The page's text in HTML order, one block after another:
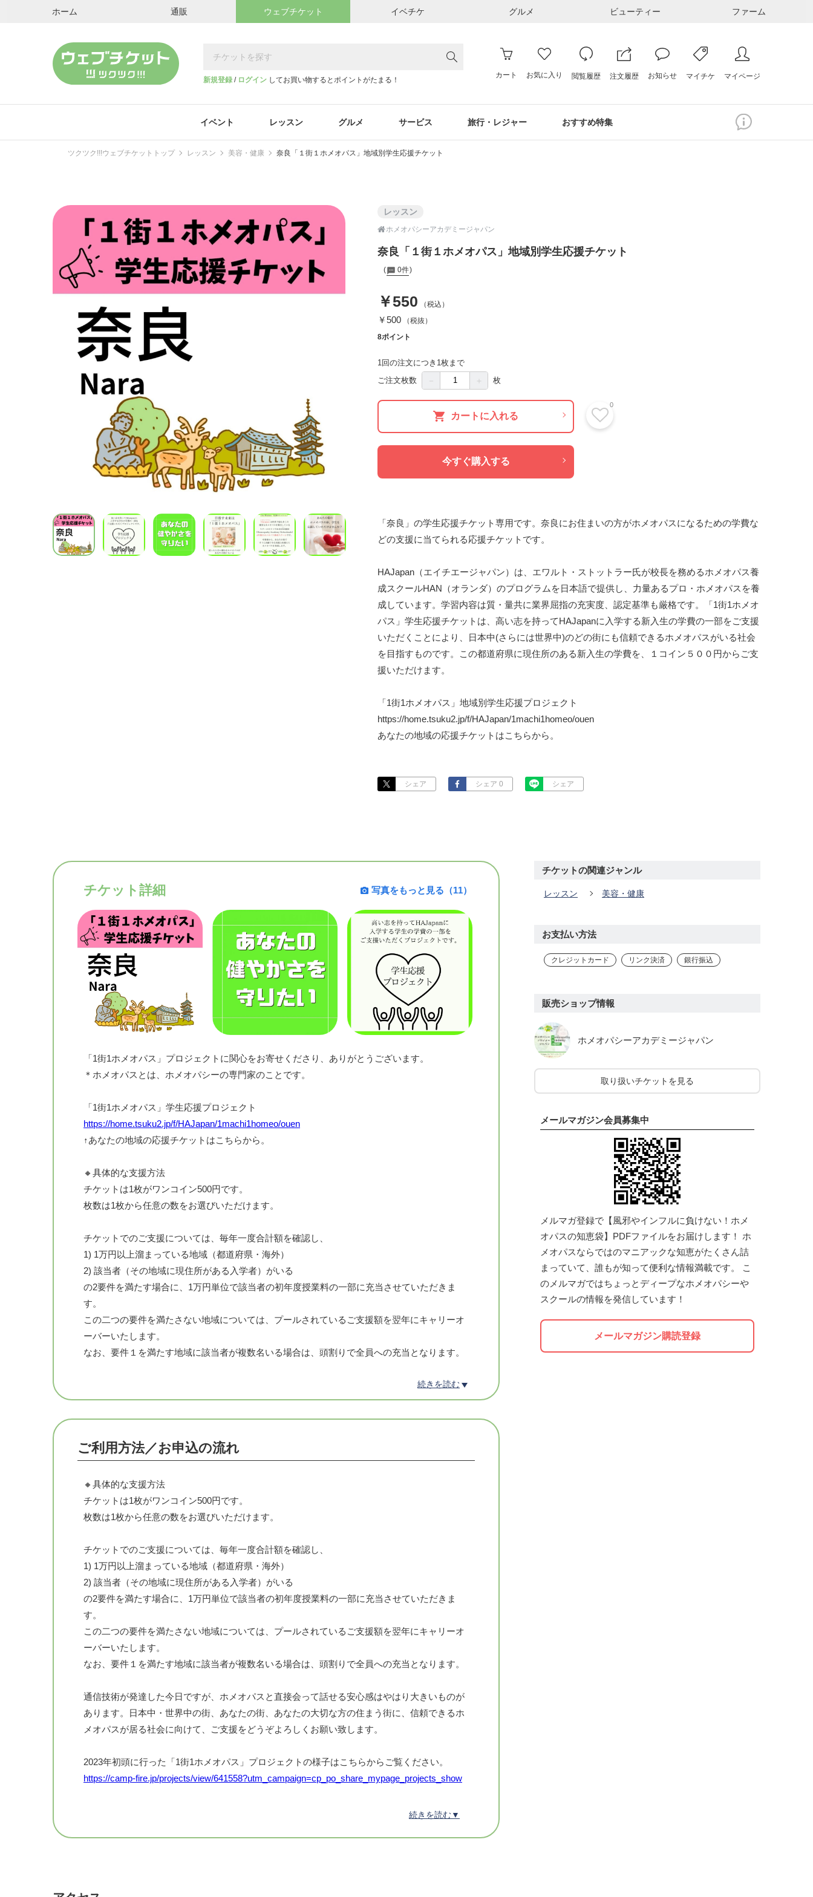
ホーム 通販 ウェブチケット イベチケ グルメ ビューティー ファーム
新規登録 / ログイン してお買い物するとポイントがたまる！
カート お気に入り 閲覧履歴 注文履歴 お知らせ マイチケ マイページ
イベント レッスン グルメ サービス 旅行・レジャー おすすめ特集
ツクツク!!!ウェブチケットトップ レッスン 美容・健康 奈良「１街１ホメオパス」地域別学生応援チケット
レッスン
ホメオパシーアカデミージャパン
奈良「１街１ホメオパス」地域別学生応援チケット
0件
￥550 （税込）
￥500 （税抜）
8ポイント
1回の注文につき1枚まで
ご注文枚数
＋ 枚
カートに入れる
0
今すぐ購入する
「奈良」の学生応援チケット専用です。奈良にお住まいの方がホメオパスになるための学費な
どの支援に当てられる応援チケットです。
HAJapan（エイチエージャパン）は、エワルト・ストットラー氏が校長を務めるホメオパス養
成スクールHAN（オランダ）のプログラムを日本語で提供し、力量あるプロ・ホメオパスを養
成しています。学習内容は質・量共に業界屈指の充実度、認定基準も厳格です。「1街1ホメオ
パス」学生応援チケットは、高い志を持ってHAJapanに入学する新入生の学費の一部をご支援
いただくことにより、日本中(さらには世界中)のどの街にも信頼できるホメオパスがいる社会
を目指すものです。この都道府県に現住所のある新入生の学費を、１コイン５００円からご支
援いただけます。
「1街1ホメオパス」地域別学生応援プロジェクト
https://home.tsuku2.jp/f/HAJapan/1machi1homeo/ouen
あなたの地域の応援チケットはこちらから。
シェア シェア 0 シェア
チケット詳細 写真をもっと見る（11）
「1街1ホメオパス」プロジェクトに関心をお寄せくださり、ありがとうございます。
＊ホメオパスとは、ホメオパシーの専門家のことです。
「1街1ホメオパス」学生応援プロジェクト
https://home.tsuku2.jp/f/HAJapan/1machi1homeo/ouen
↑あなたの地域の応援チケットはこちらから。
🔸具体的な支援方法
チケットは1枚がワンコイン500円です。
枚数は1枚から任意の数をお選びいただけます。
チケットでのご支援については、毎年一度合計額を確認し、
1) 1万円以上溜まっている地域（都道府県・海外）
2) 該当者（その地域に現住所がある入学者）がいる
の2要件を満たす場合に、1万円単位で該当者の初年度授業料の一部に充当させていただきま
す。
この二つの要件を満たさない地域については、プールされているご支援額を翌年にキャリーオ
ーバーいたします。
なお、要件１を満たす地域に該当者が複数名いる場合は、頭割りで全員への充当となります。
通信技術が発達した今日ですが、ホメオパスと直接会って話せる安心感はやはり大きいものが
あります。日本中・世界中の街、あなたの街、あなたの大切な方の住まう街に、信頼できるホ
メオパスが居る社会に向けて、ご支援をどうぞよろしくお願い致します。
このプロジェクトは、日本中(究極的には世界中)のどの街にも信頼できるホメオパスがいて、
誰もがケアの身近な選択肢の一つとして、ホメオパシーを利用することができる社会を目指す
そのためにはまず、しっかりとした専門教育と実践トレーニングによって、力量あるホメオパ
スが育成されていくことが必要です。
実はオランダには、そのような社会の実現に向けて、着実に歩を進めているホメオパス養成ス
クールがあります。
ホメオパシーの始祖である医師ハーネマンの二大著作をつぶさに研究し、その成果を40数年に
y Academy Netherlands (HAN)がそれです。
🔸保険認定（民間）がされる唯一のホメオパス養成校HAN🔸
は、代替療法をカバーする民間の保険会社の保険認定が降ります。
認定ホメオパスとなることのできる、オランダ唯一（2023年6月現在）のホメオパス養成校がH
続きを読む
ご利用方法／お申込の流れ
🔸具体的な支援方法
チケットは1枚がワンコイン500円です。
枚数は1枚から任意の数をお選びいただけます。
チケットでのご支援については、毎年一度合計額を確認し、
1) 1万円以上溜まっている地域（都道府県・海外）
2) 該当者（その地域に現住所がある入学者）がいる
の2要件を満たす場合に、1万円単位で該当者の初年度授業料の一部に充当させていただきま
す。
この二つの要件を満たさない地域については、プールされているご支援額を翌年にキャリーオ
ーバーいたします。
なお、要件１を満たす地域に該当者が複数名いる場合は、頭割りで全員への充当となります。
通信技術が発達した今日ですが、ホメオパスと直接会って話せる安心感はやはり大きいものが
あります。日本中・世界中の街、あなたの街、あなたの大切な方の住まう街に、信頼できるホ
メオパスが居る社会に向けて、ご支援をどうぞよろしくお願い致します。
2023年初頭に行った「1街1ホメオパス」プロジェクトの様子はこちらからご覧ください。
https://camp-fire.jp/projects/view/641558?utm_campaign=cp_po_share_mypage_projects_show
続きを読む▼
チケットの関連ジャンル
レッスン 美容・健康
お支払い方法
クレジットカード リンク決済 銀行振込
販売ショップ情報
ホメオパシーアカデミージャパン
取り扱いチケットを見る
メールマガジン会員募集中
メルマガ登録で【風邪やインフルに負けない！ホメ
オパスの知恵袋】PDFファイルをお届けします！ ホ
メオパスならではのマニアックな知恵がたくさん詰
まっていて、誰もが知って便利な情報満載です。 こ
のメルマガではちょっとディープなホメオパシーや
スクールの情報を発信しています！
メールマガジン購読登録